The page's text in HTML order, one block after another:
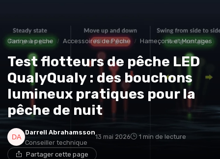
Canne à peche Accessoires de Pêche Hameçons et Montages
Test flotteurs de pêche LED
QualyQualy : des bouchons
lumineux pratiques pour la
pêche de nuit
Darrell Abrahamsson
Conseiller technique
13 mai 2026 1 min de lecture
Partager cette page